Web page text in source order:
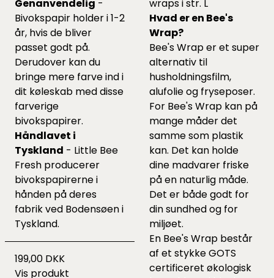
Genanvendelig -
Bivokspapir holder i 1-2
år, hvis de bliver
passet godt på.
Derudover kan du
bringe mere farve ind i
dit køleskab med disse
farverige
bivokspapirer.
Håndlavet i
Tyskland - Little Bee
Fresh producerer
bivokspapirerne i
hånden på deres
fabrik ved Bodensøen i
Tyskland.
199,00 DKK
Vis produkt
wraps i str. L
Hvad er en Bee's
Wrap?
Bee's Wrap er et super
alternativ til
husholdningsfilm,
alufolie og fryseposer.
For Bee's Wrap kan på
mange måder det
samme som plastik
kan. Det kan holde
dine madvarer friske
på en naturlig måde.
Det er både godt for
din sundhed og for
miljøet.
En Bee's Wrap består
af et stykke GOTS
certificeret økologisk